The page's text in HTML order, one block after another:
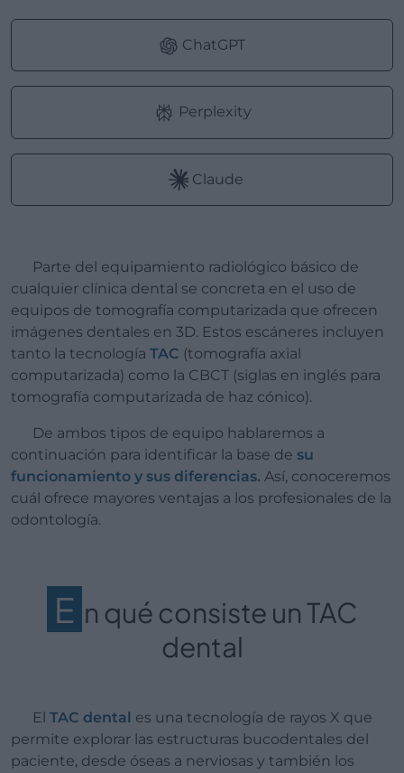
ChatGPT
Perplexity
Claude
Parte del equipamiento radiológico básico de
cualquier clínica dental se concreta en el uso de
equipos de tomografía computarizada que ofrecen
imágenes dentales en 3D. Estos escáneres incluyen
tanto la tecnología TAC (tomografía axial
computarizada) como la CBCT (siglas en inglés para
tomografía computarizada de haz cónico).
De ambos tipos de equipo hablaremos a
continuación para identificar la base de su
funcionamiento y sus diferencias. Así, conoceremos
cuál ofrece mayores ventajas a los profesionales de la
odontología.
E n qué consiste un TAC
dental
TAC dental es una tecnología de rayos X que
permite explorar las estructuras bucodentales del
paciente, desde óseas a nerviosas y también los